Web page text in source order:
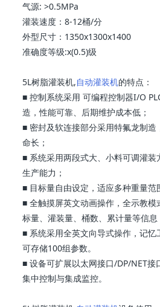
气源: >0.5MPa
灌装速度：8-12桶/分
外型尺寸：1350x1300x1400
准确度等级:x(0.5)级
5L树脂灌装机,自动灌装机的特点：
■ 控制系统采用 可编程控制器I/O
造，性能可靠、后期维护成本低；
■ 密封及软连接部分采用特氟龙制
命长；
■ 系统采用两段式大、小料可调灌装
生产能力；
■ 目标量自由设定，适应多种重量范
■ 全触摸屏英文动画操作，全示教模
标量、灌装量、桶数、累计量等信息
■ 系统采用全英文向导式操作，记忆
可存储100组参数。
■ 设备可扩展以太网接口/DP/NET接
集中控制与集成监控。